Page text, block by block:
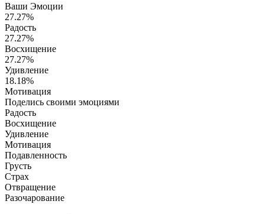
Ваши Эмоции
27.27%
Радость
27.27%
Восхищение
27.27%
Удивление
18.18%
Мотивация
Поделись своими эмоциями
Радость
Восхищение
Удивление
Мотивация
Подавленность
Грусть
Страх
Отвращение
Разочарование